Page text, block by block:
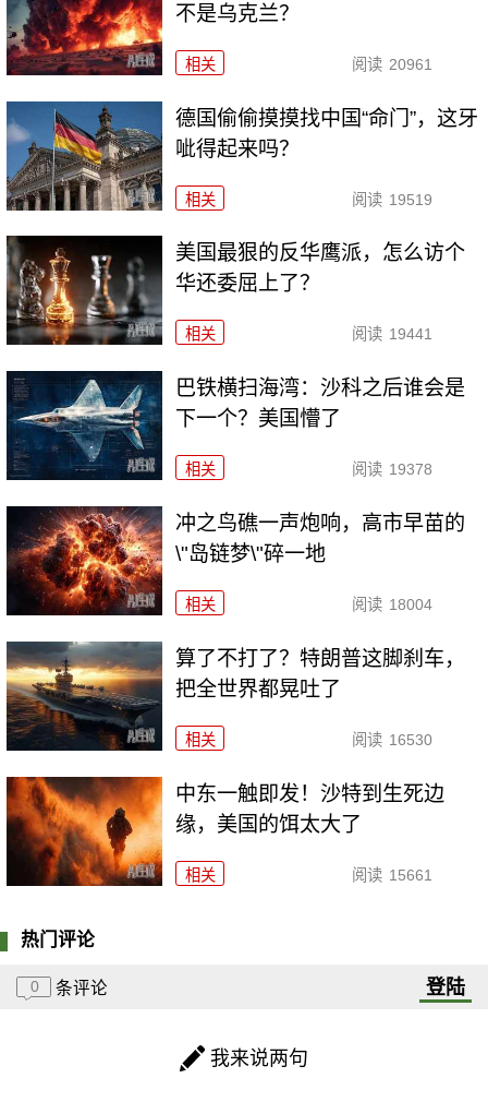
不是乌克兰？
相关 阅读 20961
德国偷偷摸摸找中国“命门”，这牙
呲得起来吗？
相关 阅读 19519
美国最狠的反华鹰派，怎么访个
华还委屈上了？
相关 阅读 19441
巴铁横扫海湾：沙科之后谁会是
下一个？美国懵了
相关 阅读 19378
冲之鸟礁一声炮响，高市早苗的
\"岛链梦\"碎一地
相关 阅读 18004
算了不打了？特朗普这脚刹车，
把全世界都晃吐了
相关 阅读 16530
中东一触即发！沙特到生死边
缘，美国的饵太大了
相关 阅读 15661
热门评论
0 条评论 登陆
我来说两句